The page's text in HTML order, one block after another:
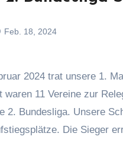
Feb. 18, 2024
waren 11 Vereine zur
2. Bundesliga. Unsere
Die Sieger